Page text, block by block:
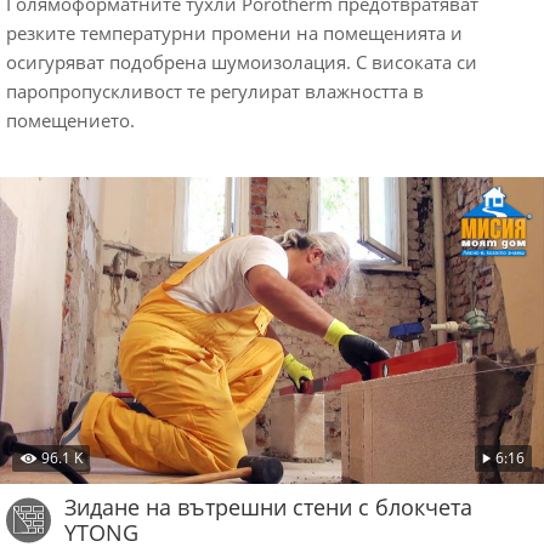
резките температурни промени на помещенията и
осигуряват подобрена шумоизолация. С високата си
паропропускливост те регулират влажността в
помещението.
96.1 K 6:16
Зидане на вътрешни стени с блокчета
YTONG